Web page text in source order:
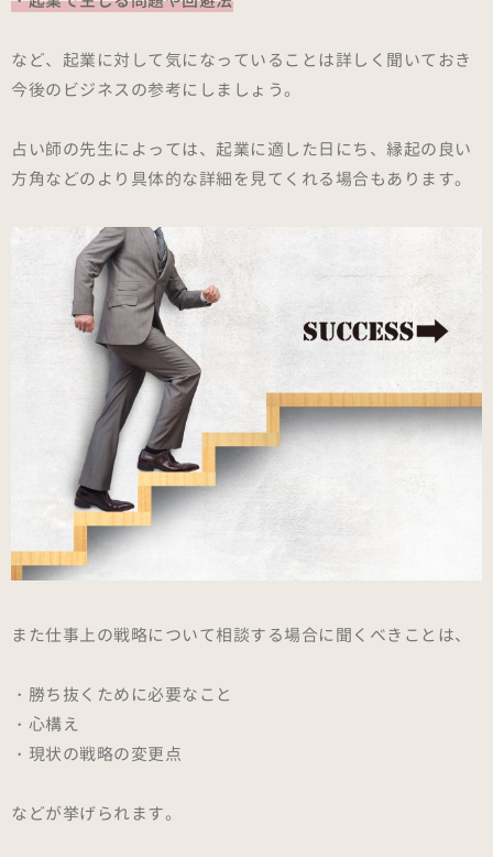
など、起業に対して気になっていることは詳しく聞いておき
今後のビジネスの参考にしましょう。
占い師の先生によっては、起業に適した日にち、縁起の良い
方角などのより具体的な詳細を見てくれる場合もあります。
また仕事上の戦略について相談する場合に聞くべきことは、
・勝ち抜くために必要なこと
・心構え
・現状の戦略の変更点
などが挙げられます。